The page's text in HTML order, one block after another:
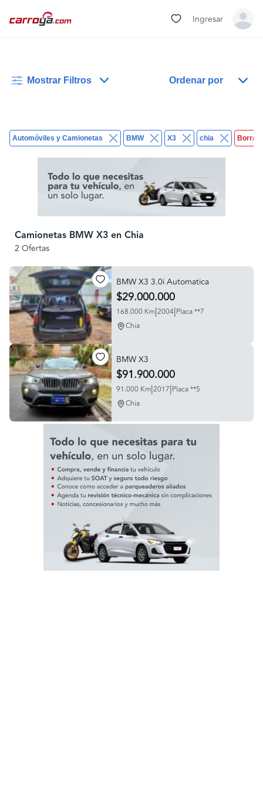
Ingresar
Mostrar Filtros Ordenar por
Automóviles y Camionetas BMW X3 chia Borrar
Camionetas BMW X3 en Chia
2 Ofertas
BMW X3 3.0i Automatica
$29.000.000
168.000 Km|2004|Placa **7
Chia
BMW X3
$91.900.000
91.000 Km|2017|Placa **5
Chia